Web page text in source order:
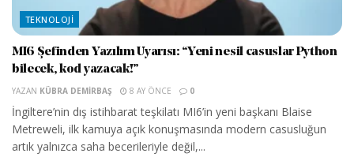
TEKNOLOJI
MI6 Şefinden Yazılım Uyarısı: “Yeni nesil casuslar Python
bilecek, kod yazacak!”
YAZAN KÜBRA DEMIRBAŞ 8 AY ÖNCE 0
İngiltere’nin dış istihbarat teşkilatı MI6’in yeni başkanı Blaise
Metreweli, ilk kamuya açık konuşmasında modern casusluğun
artık yalnızca saha becerileriyle değil,...